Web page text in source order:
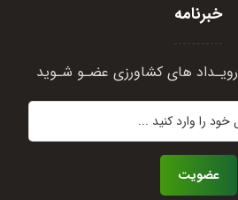
خبرنامه
های کشاورزی عضـو شـوید
عضویت